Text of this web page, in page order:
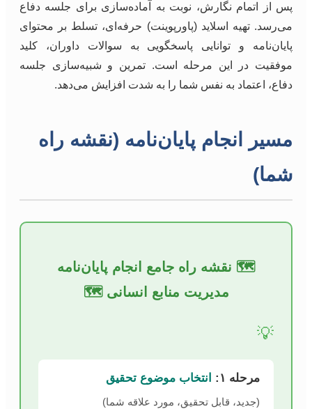
پس از اتمام نگارش، نوبت به آماده‌سازی برای جلسه دفاع
می‌رسد. تهیه اسلاید (پاورپوینت) حرفه‌ای، تسلط بر محتوای
پایان‌نامه و توانایی پاسخگویی به سوالات داوران، کلید
موفقیت در این مرحله است. تمرین و شبیه‌سازی جلسه
دفاع، اعتماد به نفس شما را به شدت افزایش می‌دهد.
مسیر انجام پایان‌نامه (نقشه راه
شما)
🗺️ نقشه راه جامع انجام پایان‌نامه
مدیریت منابع انسانی 🗺️
💡
مرحله ۱: انتخاب موضوع تحقیق
(جدید، قابل تحقیق، مورد علاقه شما)